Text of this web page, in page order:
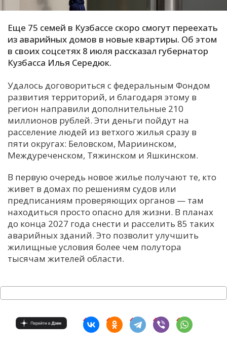
И
К
М
Н
Х
Ч
Я
Еще 75 семей в Кузбассе скоро смогут переехать
из аварийных домов в новые квартиры. Об этом
в своих соцсетях 8 июля рассказал губернатор
Кузбасса Илья Середюк.
Удалось договориться с федеральным Фондом
развития территорий, и благодаря этому в
регион направили дополнительные 210
миллионов рублей. Эти деньги пойдут на
расселение людей из ветхого жилья сразу в
пяти округах: Беловском, Мариинском,
Междуреченском, Тяжинском и Яшкинском.
В первую очередь новое жилье получают те, кто
живет в домах по решениям судов или
предписаниям проверяющих органов — там
находиться просто опасно для жизни. В планах
до конца 2027 года снести и расселить 85 таких
аварийных зданий. Это позволит улучшить
жилищные условия более чем полутора
тысячам жителей области.